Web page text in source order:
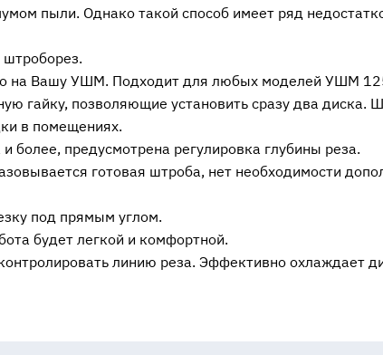
пыли. Однако такой способ имеет ряд
штроборез.
на Вашу УШМ. Подходит для любых моделей УШМ
гайку, позволяющие установить сразу два
в помещениях.
более, предусмотрена регулировка глубины реза.
готовая штроба, нет необходимости
под прямым углом.
будет легкой и комфортной.
линию реза. Эффективно охлаждает